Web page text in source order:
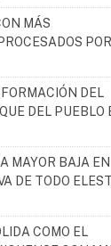
MÁS
DEL
DEL PUEBLO
MAYOR BAJA EN
DE TODO
COMO EL